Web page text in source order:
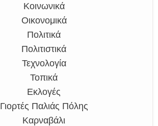
Κοινωνικά
Οικονομικά
Πολιτικά
Πολιτιστικά
Τεχνολογία
Τοπικά
Εκλογές
Γιορτές Παλιάς Πόλης
Καρναβάλι